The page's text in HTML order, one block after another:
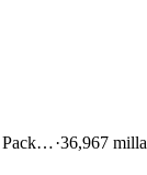
V6 SH-AWD with Technology Package 36,967